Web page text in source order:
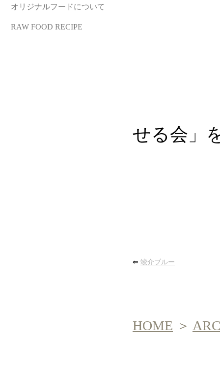
せる会」
⇐ 竣介ブルー
HOME ＞
オリジナルフードについて
RAW FOOD RECIPE